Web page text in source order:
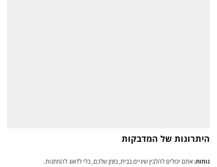
היתרונות של המדבקות
נוחות:אתם יכולים להלבין שיניים בבית, בזמן שלכם, בלי לדאוג להמתנות.